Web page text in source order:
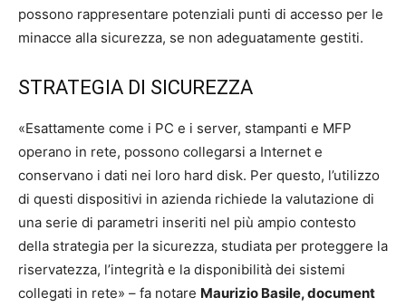
possono rappresentare potenziali punti di accesso per le
minacce alla sicurezza, se non adeguatamente gestiti.
STRATEGIA DI SICUREZZA
«Esattamente come i PC e i server, stampanti e MFP
operano in rete, possono collegarsi a Internet e
conservano i dati nei loro hard disk. Per questo, l’utilizzo
di questi dispositivi in azienda richiede la valutazione di
una serie di parametri inseriti nel più ampio contesto
della strategia per la sicurezza, studiata per proteggere la
riservatezza, l’integrità e la disponibilità dei sistemi
collegati in rete» – fa notare Maurizio Basile, document